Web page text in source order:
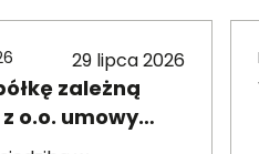
29 lipca 2026
zależną
o.o. umowy
ciepła do